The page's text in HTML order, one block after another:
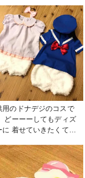
用のドナデジのコスで
どーーーしてもディズ
に 着せていきたくて作
喜びでした🎶 デイジー
リと裾にフリルを付ける
苦戦… リボンは100均一